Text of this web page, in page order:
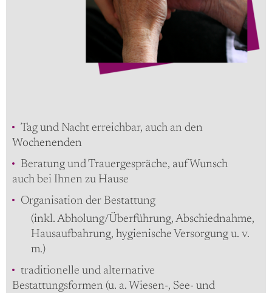
Tag und Nacht erreichbar, auch an den
Wochenenden
Beratung und Trauergespräche, auf Wunsch
auch bei Ihnen zu Hause
Organisation der Bestattung
(inkl. Abholung/Überführung, Abschiednahme,
Hausaufbahrung, hygienische Versorgung u. v.
m.)
traditionelle und alternative
Bestattungsformen (u. a. Wiesen-, See- und